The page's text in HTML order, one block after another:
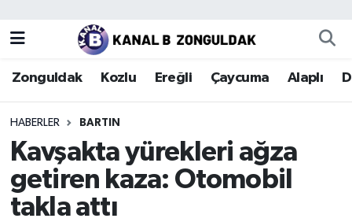
Zonguldak Kozlu Ereğli Çaycuma Alaplı
HABERLER BARTIN
Kavşakta yürekleri ağza
getiren kaza: Otomobil
takla attı
Zonguldak
Kozlu
Çaycuma
Zonguldak Nöbetçi Eczaneler
Zonguldak Hava Durumu
Zonguldak Trafik Yoğunluk Haritası
Puan Durumu ve Fikstür